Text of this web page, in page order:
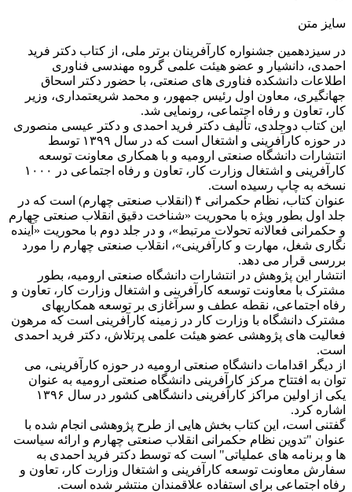
سایز متن
در سیزدهمین جشنواره کارآفرینان برتر ملی، از کتاب دکتر فرید
احمدی، دانشیار و عضو هیئت علمی گروه مهندسی فناوری
اطلاعات دانشکده فناوری های صنعتی، با حضور دکتر اسحاق
جهانگیری، معاون اول رئیس جمهور، و محمد شریعتمداری، وزیر
کار، تعاون و رفاه اجتماعی، رونمایی شد.
این کتاب دوجلدی، تألیف دکتر فرید احمدی و دکتر عیسی منصوری
در حوزه کارآفرینی و اشتغال است که در سال ۱۳۹۹ توسط
انتشارات دانشگاه صنعتی ارومیه و با همکاری معاونت توسعه
کارآفرینی و اشتغال وزارت کار، تعاون و رفاه اجتماعی در ۱۰۰۰
نسخه به چاپ رسیده است.
عنوان کتاب، نظام حکمرانی ۴ (انقلاب صنعتی چهارم) است که در
جلد اول بطور ویژه با محوریت «شناخت دقیق انقلاب صنعتی چهارم
و حکمرانی فعالانه تحولات مرتبط»، و در جلد دوم با محوریت «آینده
نگاری شغل، مهارت و کارآفرینی»، انقلاب صنعتی چهارم را مورد
بررسی قرار می دهد.
انتشار این پژوهش در انتشارات دانشگاه صنعتی ارومیه، بطور
مشترک با معاونت توسعه کارآفرینی و اشتغال وزارت کار، تعاون و
رفاه اجتماعی، نقطه عطف و سرآغازی بر توسعه همکاریهای
مشترک دانشگاه با وزارت کار در زمینه کارآفرینی است که مرهون
فعالیت های پژوهشی عضو هیئت علمی پرتلاش، دکتر فرید احمدی
است.
از دیگر اقدامات دانشگاه صنعتی ارومیه در حوزه کارآفرینی، می
توان به افتتاح مرکز کارآفرینی دانشگاه صنعتی ارومیه به عنوان
یکی از اولین مراکز کارآفرینی دانشگاهی کشور در سال ۱۳۹۶
اشاره کرد.
گفتنی است، این کتاب بخش هایی از طرح پژوهشی انجام شده با
عنوان "تدوین نظام حکمرانی انقلاب صنعتی چهارم و ارائه سیاست
ها و برنامه های عملیاتی" است که توسط دکتر فرید احمدی به
سفارش معاونت توسعه کارآفرینی و اشتغال وزارت کار، تعاون و
رفاه اجتماعی برای استفاده علاقمندان منتشر شده است.